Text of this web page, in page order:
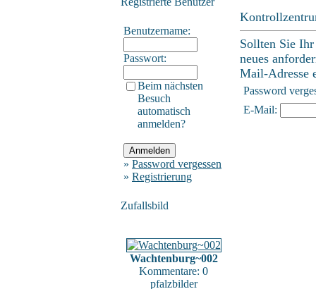
Benutzername:
Passwort:
Beim nächsten
Besuch
automatisch
anmelden?
» Password vergessen
» Registrierung
Zufallsbild
Wachtenburg~002
Kommentare: 0
pfalzbilder
Sollten Sie Ihr
neues
Mail-Adresse
Password
E-Mail: